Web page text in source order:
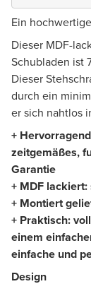
Ein
Dieser MDF-
Schubladen ist
Dieser
durch ein
er sich nahtlos
+
zeitgemäßes,
Garantie
+ MDF
+ Montiert
+ Praktisch:
einem
einfache und
Design